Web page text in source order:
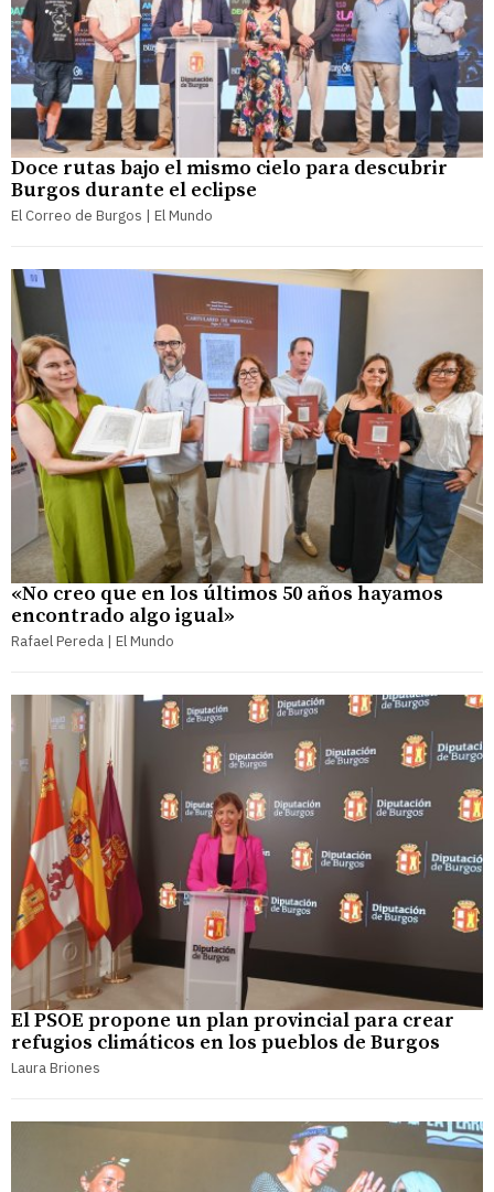
Doce rutas bajo el mismo cielo para descubrir
Burgos durante el eclipse
El Correo de Burgos | El Mundo
«No creo que en los últimos 50 años hayamos
encontrado algo igual»
Rafael Pereda | El Mundo
El PSOE propone un plan provincial para crear
refugios climáticos en los pueblos de Burgos
Laura Briones